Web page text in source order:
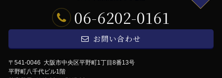
06-6202-0161
お問い合わせ
〒541-0046 大阪市中央区平野町1丁目8番13号
平野町八千代ビル1階